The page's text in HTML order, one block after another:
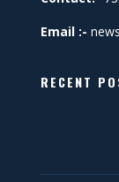
Email :-
RECENT